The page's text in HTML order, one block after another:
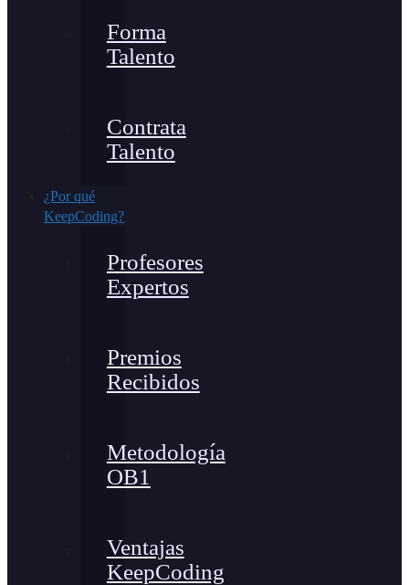
Forma
Talento
Contrata
Talento
¿Por qué
KeepCoding?
Profesores
Expertos
Premios
Recibidos
Metodología
OB1
Ventajas
KeepCoding